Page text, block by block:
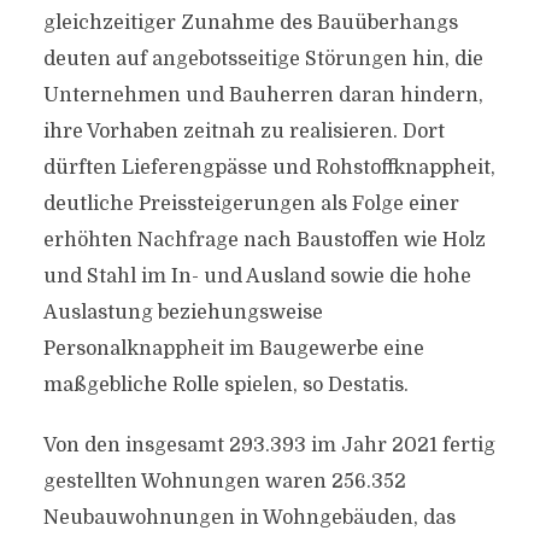
gleichzeitiger Zunahme des Bauüberhangs
deuten auf angebotsseitige Störungen hin, die
Unternehmen und Bauherren daran hindern,
ihre Vorhaben zeitnah zu realisieren. Dort
dürften Lieferengpässe und Rohstoffknappheit,
deutliche Preissteigerungen als Folge einer
erhöhten Nachfrage nach Baustoffen wie Holz
und Stahl im In- und Ausland sowie die hohe
Auslastung beziehungsweise
Personalknappheit im Baugewerbe eine
maßgebliche Rolle spielen, so Destatis.
Von den insgesamt 293.393 im Jahr 2021 fertig
gestellten Wohnungen waren 256.352
Neubauwohnungen in Wohngebäuden, das